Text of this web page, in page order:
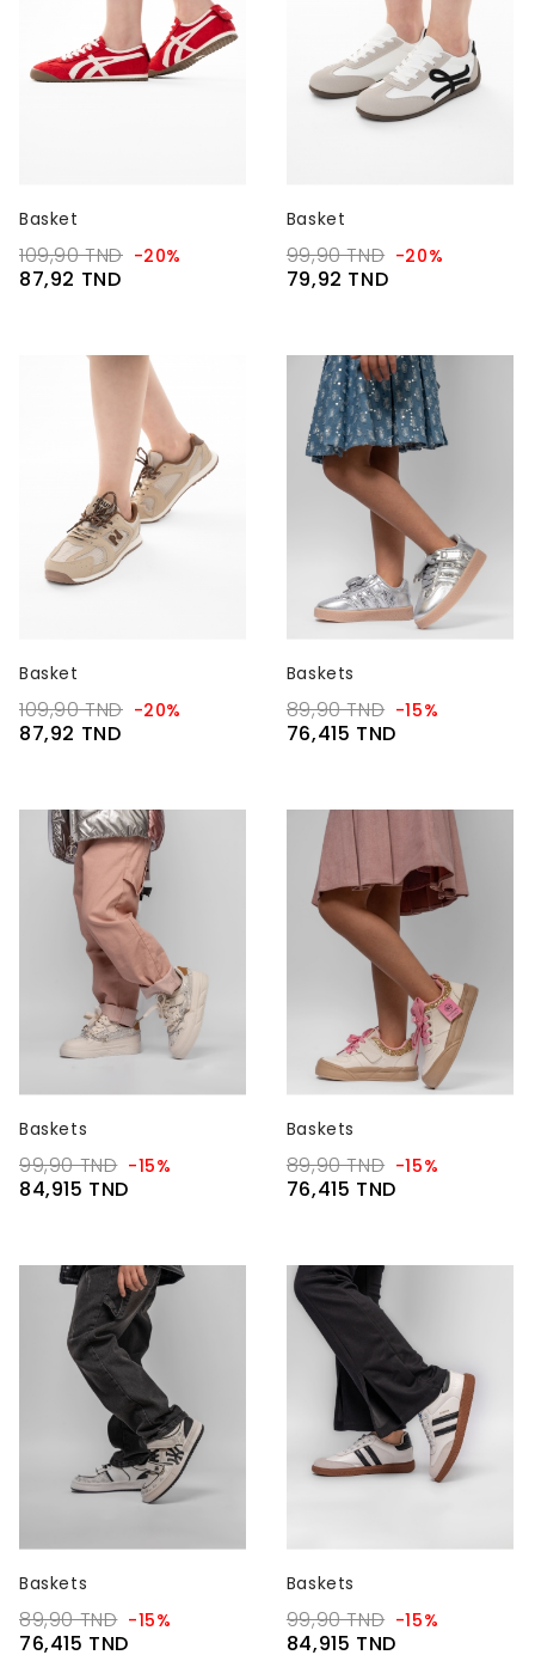
Basket
109,90 TND -20%
87,92 TND
Basket
99,90 TND -20%
79,92 TND
Basket
109,90 TND -20%
87,92 TND
Baskets
89,90 TND -15%
76,415 TND
Baskets
99,90 TND -15%
84,915 TND
Baskets
89,90 TND -15%
76,415 TND
Baskets
89,90 TND -15%
76,415 TND
Baskets
99,90 TND -15%
84,915 TND